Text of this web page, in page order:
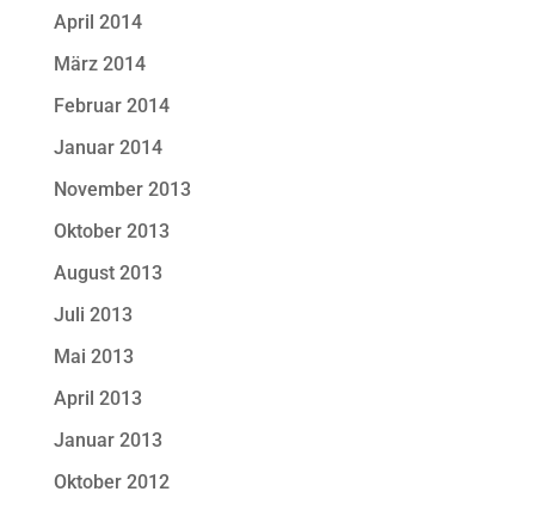
April 2014
März 2014
Februar 2014
Januar 2014
November 2013
Oktober 2013
August 2013
Juli 2013
Mai 2013
April 2013
Januar 2013
Oktober 2012